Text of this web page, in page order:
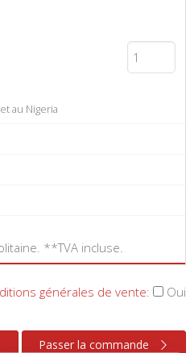
au Nigeria
**TVA incluse.
générales de vente: Oui
Passer la commande